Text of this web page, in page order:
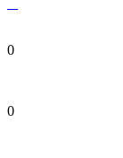
0
0